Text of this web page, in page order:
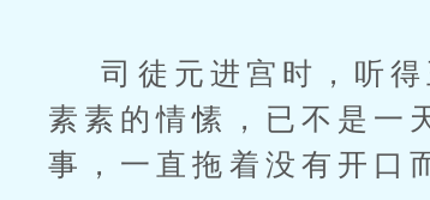
司徒元进宫时，听得
素素的情愫，已不是一
事，一直拖着没有开口